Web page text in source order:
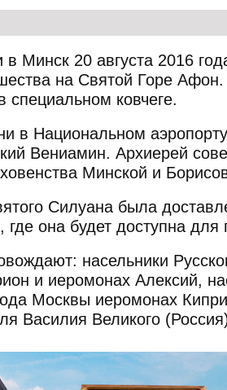
Минск 20 августа 2016
на Святой Горе
специальном ковчеге.
в Национальном
Вениамин. Архиерей
Минской и
Силуана была
где она будет доступна
насельники
и иеромонах Алексий,
Москвы иеромонах
Василия Великого